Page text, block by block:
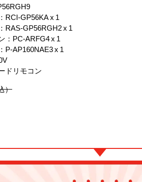
RCI-GP56KA x 1
RAS-GP56RGH2 x 1
：PC-ARFG4 x 1
P-AP160NAE3 x 1
ドリモコン
）